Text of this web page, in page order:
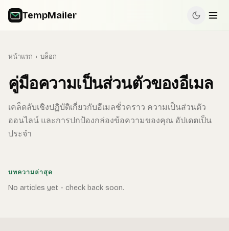
TempMailer
หน้าแรก › บล็อก
คู่มือความเป็นส่วนตัวของอีเมล
เคล็ดลับเชิงปฏิบัติเกี่ยวกับอีเมลชั่วคราว ความเป็นส่วนตัว
ออนไลน์ และการปกป้องกล่องข้อความของคุณ อัปเดตเป็น
ประจำ
บทความล่าสุด
No articles yet - check back soon.